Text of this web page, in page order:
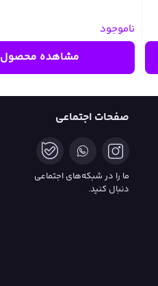
ناموجود
مشاهده محصول
صفحات اجتماعی
ما را در شبکه‌های اجتماعی
دنبال کنید.